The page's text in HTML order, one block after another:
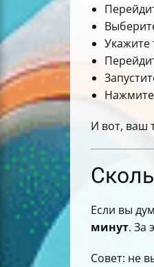
И вот, ваш
Если вы
минут. За
Совет: не